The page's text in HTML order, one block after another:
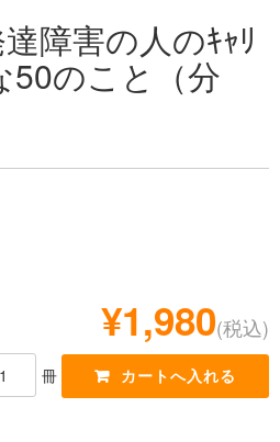
障害の人のｷｬﾘ
50のこと（分
¥1,980(税込)
冊